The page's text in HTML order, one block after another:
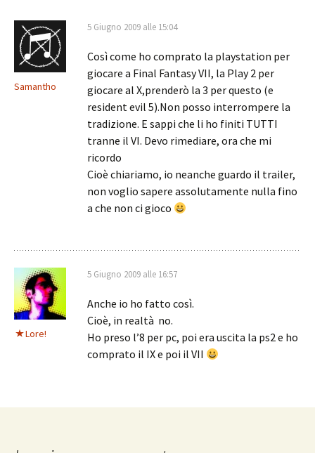
Samantho
5 Giugno 2009 alle 15:04
Così come ho comprato la playstation per
giocare a Final Fantasy VII, la Play 2 per
giocare al X,prenderò la 3 per questo (e
resident evil 5).Non posso interrompere la
tradizione. E sappi che li ho finiti TUTTI
tranne il VI. Devo rimediare, ora che mi
ricordo
Cioè chiariamo, io neanche guardo il trailer,
non voglio sapere assolutamente nulla fino
a che non ci gioco
Lore!
5 Giugno 2009 alle 16:57
Anche io ho fatto così.
Cioè, in realtà no.
Ho preso l’8 per pc, poi era uscita la ps2 e ho
comprato il IX e poi il VII